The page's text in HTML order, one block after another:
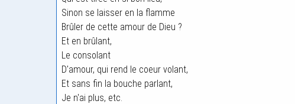
Sinon se laisser en la flamme
Brûler de cette amour de Dieu ?
Et en brûlant,
Le consolant
D'amour, qui rend le coeur volant,
Et sans fin la bouche parlant,
Je n'ai plus, etc.